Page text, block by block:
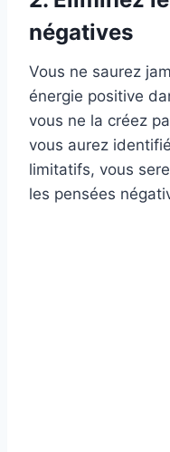
négatives
Vous ne saurez
énergie positive
vous ne la créez
vous aurez
limitatifs, vous
les pensées